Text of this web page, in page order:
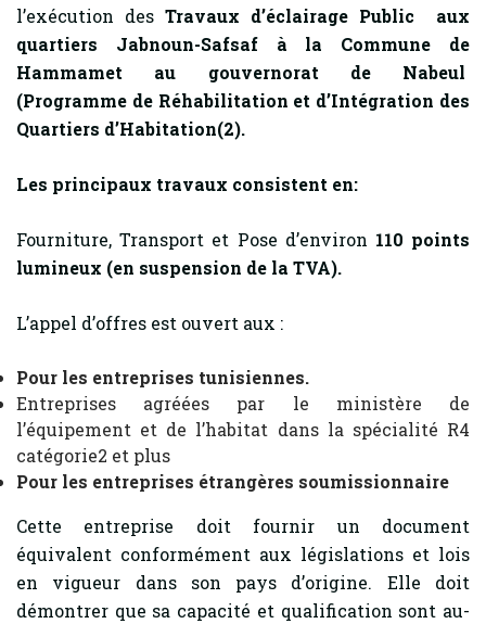
l’exécution des Travaux d’éclairage Public
aux
quartiers Jabnoun-Safsaf à la Commune de
Hammamet au gouvernorat de Nabeul
(Programme de Réhabilitation et d’Intégration des
Quartiers d’Habitation(2).
Les principaux travaux consistent en:
Fourniture, Transport et Pose d’environ 110 points
lumineux (en suspension de la TVA).
L’appel d’offres est ouvert aux :
Pour les entreprises tunisiennes.
Entreprises agréées par le ministère de
l’équipement et de l’habitat dans la spécialité R4
catégorie2 et plus
Pour les entreprises étrangères soumissionnaire
Cette entreprise doit fournir un document
équivalent conformément aux législations et lois
en vigueur dans son pays d’origine. Elle doit
démontrer que sa capacité et qualification sont au-